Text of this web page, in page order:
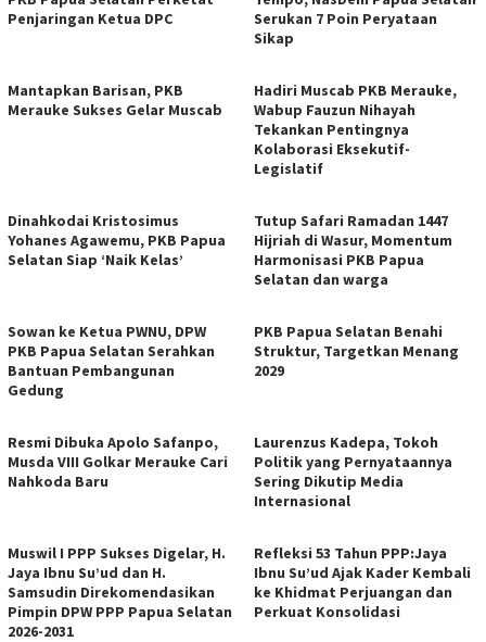
Penjaringan Ketua DPC
Serukan 7 Poin Peryataan
Sikap
Mantapkan Barisan, PKB
Merauke Sukses Gelar Muscab
Hadiri Muscab PKB Merauke,
Wabup Fauzun Nihayah
Tekankan Pentingnya
Kolaborasi Eksekutif-
Legislatif
Dinahkodai Kristosimus
Yohanes Agawemu, PKB Papua
Selatan Siap ‘Naik Kelas’
Tutup Safari Ramadan 1447
Hijriah di Wasur, Momentum
Harmonisasi PKB Papua
Selatan dan warga
Sowan ke Ketua PWNU, DPW
PKB Papua Selatan Serahkan
Bantuan Pembangunan
Gedung
PKB Papua Selatan Benahi
Struktur, Targetkan Menang
2029
Resmi Dibuka Apolo Safanpo,
Musda VIII Golkar Merauke Cari
Nahkoda Baru
Laurenzus Kadepa, Tokoh
Politik yang Pernyataannya
Sering Dikutip Media
Internasional
Muswil I PPP Sukses Digelar, H.
Jaya Ibnu Su’ud dan H.
Samsudin Direkomendasikan
Pimpin DPW PPP Papua Selatan
2026-2031
Refleksi 53 Tahun PPP:Jaya
Ibnu Su’ud Ajak Kader Kembali
ke Khidmat Perjuangan dan
Perkuat Konsolidasi